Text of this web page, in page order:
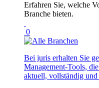
Erfahren Sie, welche
Branche bieten.
0
Bei juris erhalten Sie
Management-Tools,
aktuell, vollständig